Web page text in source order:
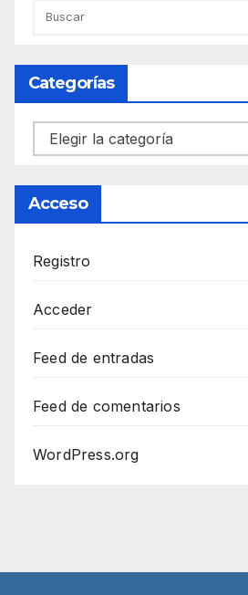
Categorías
Categorías
Acceso
Registro
Acceder
Feed de entradas
Feed de comentarios
WordPress.org